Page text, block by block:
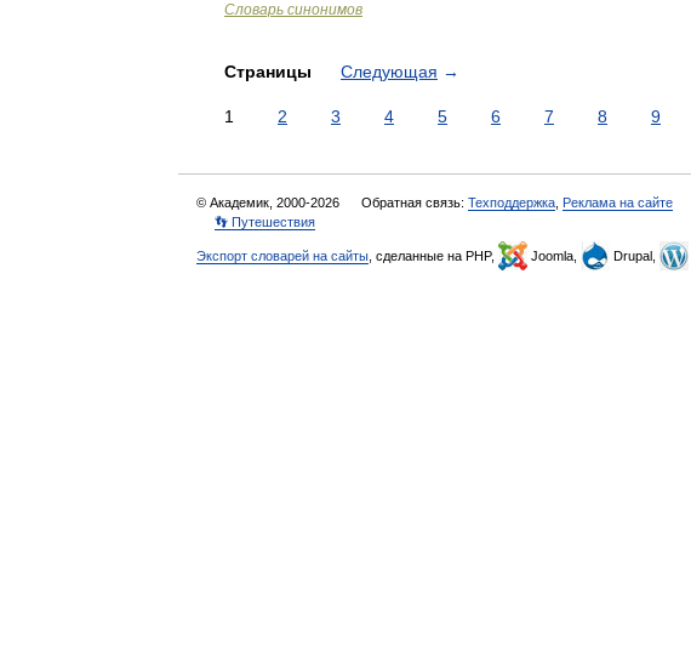
Словарь синонимов
Страницы Следующая →
1 2 3 4 5 6 7 8 9
© Академик, 2000-2026 Обратная связь: Техподдержка Реклама на сайте
👣 Путешествия
Экспорт словарей на сайты , сделанные на PHP, Joomla, Drupal,